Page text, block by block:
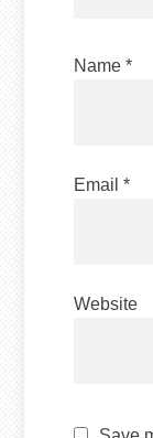
Name*
Email*
Website